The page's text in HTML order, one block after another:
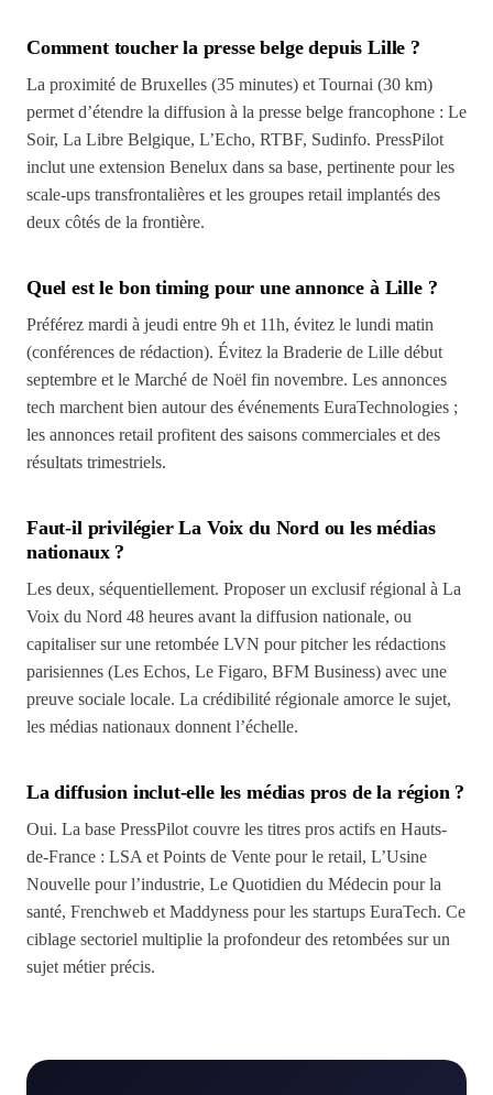
Comment toucher la presse belge depuis Lille ?
La proximité de Bruxelles (35 minutes) et Tournai (30 km)
permet d’étendre la diffusion à la presse belge francophone : Le
Soir, La Libre Belgique, L’Echo, RTBF, Sudinfo. PressPilot
inclut une extension Benelux dans sa base, pertinente pour les
scale-ups transfrontalières et les groupes retail implantés des
deux côtés de la frontière.
Quel est le bon timing pour une annonce à Lille ?
Préférez mardi à jeudi entre 9h et 11h, évitez le lundi matin
(conférences de rédaction). Évitez la Braderie de Lille début
septembre et le Marché de Noël fin novembre. Les annonces
tech marchent bien autour des événements EuraTechnologies ;
les annonces retail profitent des saisons commerciales et des
résultats trimestriels.
Faut-il privilégier La Voix du Nord ou les médias
nationaux ?
Les deux, séquentiellement. Proposer un exclusif régional à La
Voix du Nord 48 heures avant la diffusion nationale, ou
capitaliser sur une retombée LVN pour pitcher les rédactions
parisiennes (Les Echos, Le Figaro, BFM Business) avec une
preuve sociale locale. La crédibilité régionale amorce le sujet,
les médias nationaux donnent l’échelle.
La diffusion inclut-elle les médias pros de la région ?
Oui. La base PressPilot couvre les titres pros actifs en Hauts-
de-France : LSA et Points de Vente pour le retail, L’Usine
Nouvelle pour l’industrie, Le Quotidien du Médecin pour la
santé, Frenchweb et Maddyness pour les startups EuraTech. Ce
ciblage sectoriel multiplie la profondeur des retombées sur un
sujet métier précis.